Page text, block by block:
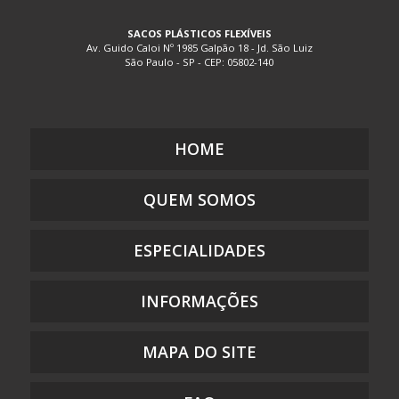
EMBALAGEM PLÁSTICA COEXTRUSADA
EMBALAGEM PLÁSTICA COM ADESIVO
EMBALAGEM PLÁSTICA COM ZIP
EMBALAGEM PLÁSTICA DE SEGURANÇA
EMBALAGEM PLÁSTICA FLEXÍVEL PARA ALIMENTO
EMBALAGEM PLÁSTICA PARA DOCES
SACOS PLÁSTICOS FLEXÍVEIS
Av. Guido Caloi Nº 1985 Galpão 18 - Jd. São Luiz
São Paulo - SP - CEP: 05802-140
HOME
QUEM SOMOS
ESPECIALIDADES
INFORMAÇÕES
MAPA DO SITE